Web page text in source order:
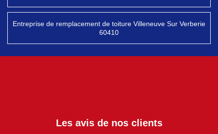
Entreprise de remplacement de toiture Villeneuve Sur Verberie
60410
Les avis de nos clients